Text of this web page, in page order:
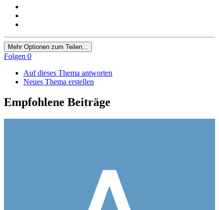
Mehr Optionen zum Teilen...
Folgen 0
Auf dieses Thema antworten
Neues Thema erstellen
Empfohlene Beiträge